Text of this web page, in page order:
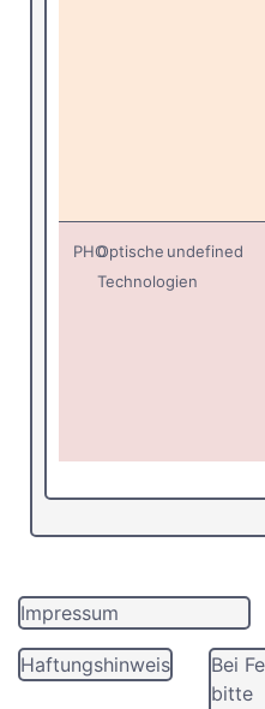
PHOOptische
Technologien
undefined
Impressum
Haftungshinweis
Bei
bitte